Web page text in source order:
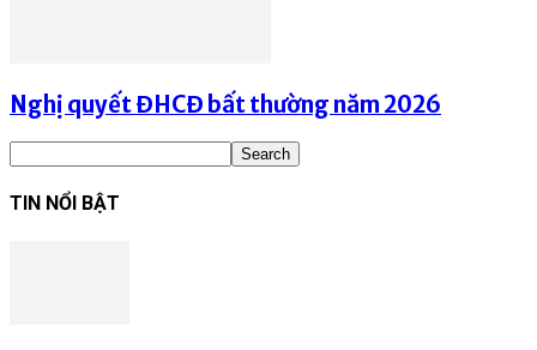
Nghị quyết ĐHCĐ bất thường năm 2026
TIN NỔI BẬT